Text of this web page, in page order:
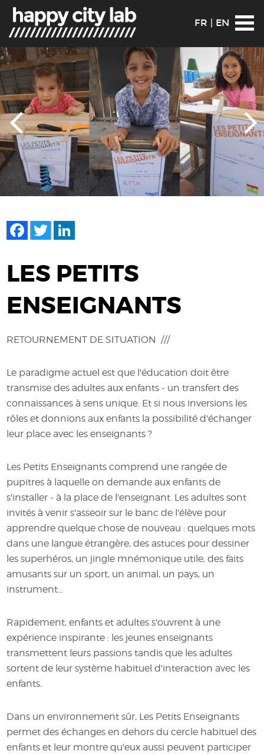
FR | EN
Facebook
Twitter
LES PETITS
ENSEIGNANTS
RETOURNEMENT DE SITUATION ///
Le paradigme actuel est que l'éducation doit être
transmise des adultes aux enfants - un transfert des
connaissances à sens unique. Et si nous inversions les
rôles et donnions aux enfants la possibilité d'échanger
leur place avec les enseignants ?
Les Petits Enseignants comprend une rangée de
pupitres à laquelle on demande aux enfants de
s'installer - à la place de l'enseignant. Les adultes sont
invités à venir s'asseoir sur le banc de l'élève pour
apprendre quelque chose de nouveau : quelques mots
dans une langue étrangère, des astuces pour dessiner
les superhéros, un jingle mnémonique utile, des faits
amusants sur un sport, un animal, un pays, un
instrument...
Rapidement, enfants et adultes s'ouvrent à une
expérience inspirante : les jeunes enseignants
transmettent leurs passions tandis que les adultes
sortent de leur système habituel d'interaction avec les
enfants.
Dans un environnement sûr, Les Petits Enseignants
permet des échanges en dehors du cercle habituel des
enfants et leur montre qu'eux aussi peuvent participer